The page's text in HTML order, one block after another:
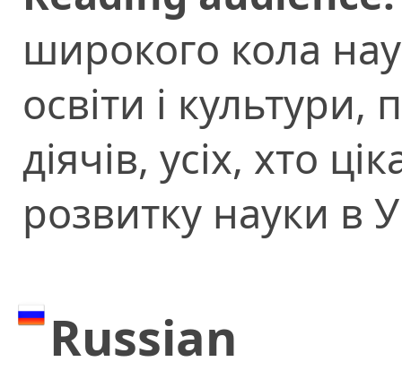
широкого кола
освіти і культури,
діячів, усіх, хто
розвитку науки в
Russian